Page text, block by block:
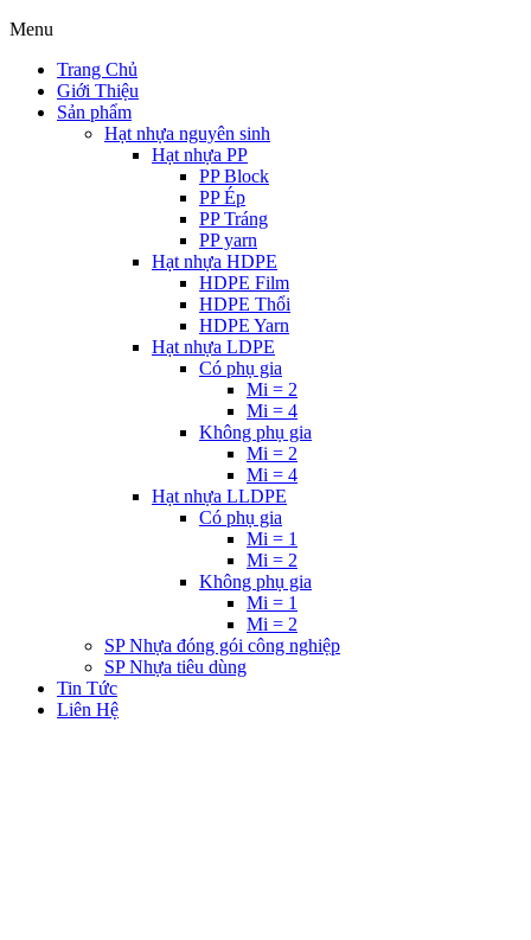
Menu
Trang Chủ
Giới Thiệu
Sản phẩm
Hạt nhựa nguyên sinh
Hạt nhựa PP
PP Block
PP Ép
PP Tráng
PP yarn
Hạt nhựa HDPE
HDPE Film
HDPE Thổi
HDPE Yarn
Hạt nhựa LDPE
Có phụ gia
Mi = 2
Mi = 4
Không phụ gia
Mi = 2
Mi = 4
Hạt nhựa LLDPE
Có phụ gia
Mi = 1
Mi = 2
Không phụ gia
Mi = 1
Mi = 2
SP Nhựa đóng gói công nghiệp
SP Nhựa tiêu dùng
Tin Tức
Liên Hệ